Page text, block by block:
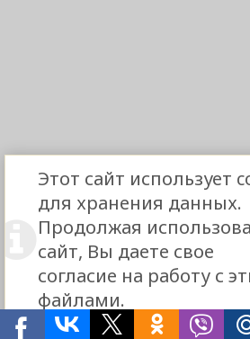
Этот сайт использует
для хранения данных.
Продолжая
сайт, Вы даете свое
согласие на работу с
файлами.